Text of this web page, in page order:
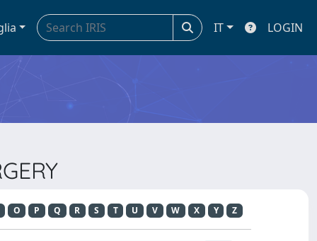
IT LOGIN
O P Q R S T U V W X Y Z